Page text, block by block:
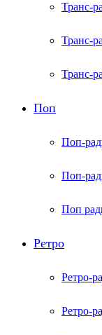
Транс-
Транс-
Транс-
Поп
Поп-
Поп-
Поп
Ретро
Ретро-
Ретро-